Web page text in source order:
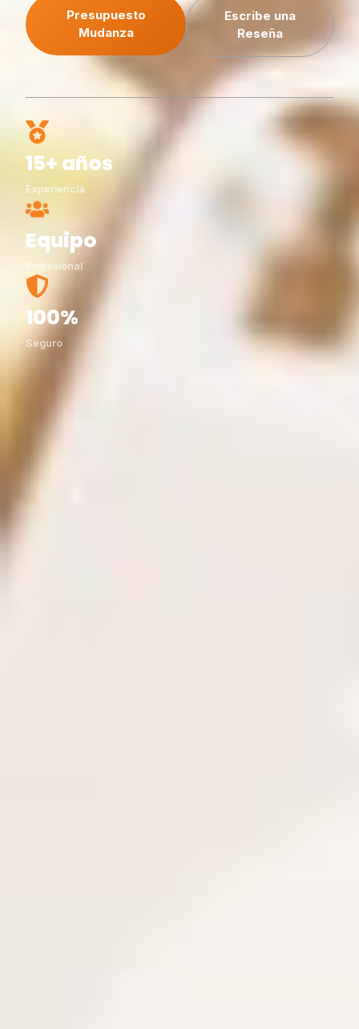
Presupuesto
Mudanza
Escribe una
Reseña
15+ años
Experiencia
Equipo
Profesional
100%
Seguro